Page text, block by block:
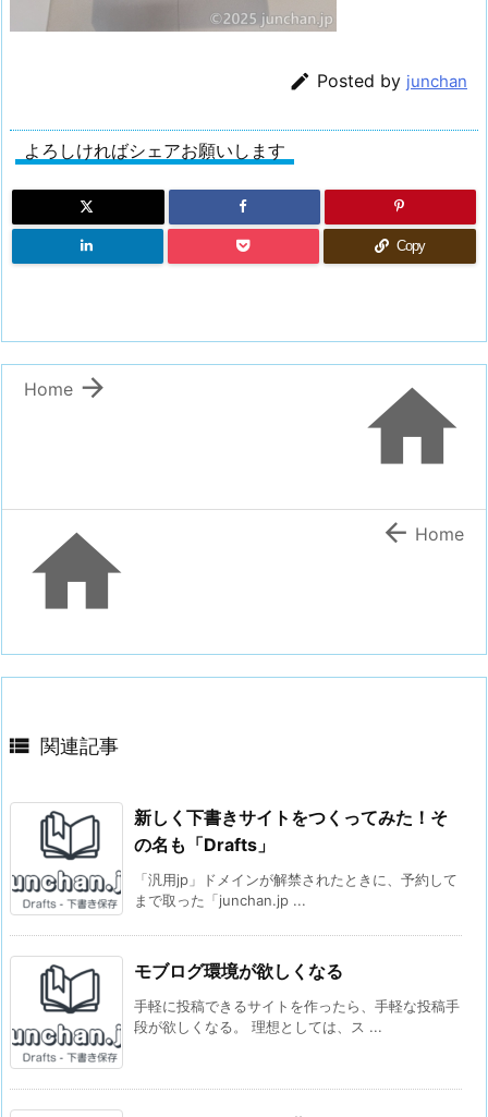
 Posted by junchan
よろしければシェアお願いします
Copy


Home
  Home
 関連記事
新しく下書きサイトをつくってみた！そ
の名も「Drafts」
「汎用jp」ドメインが解禁されたときに、予約して
まで取った「junchan.jp ...
モブログ環境が欲しくなる
手軽に投稿できるサイトを作ったら、手軽な投稿手
段が欲しくなる。 理想としては、ス ...